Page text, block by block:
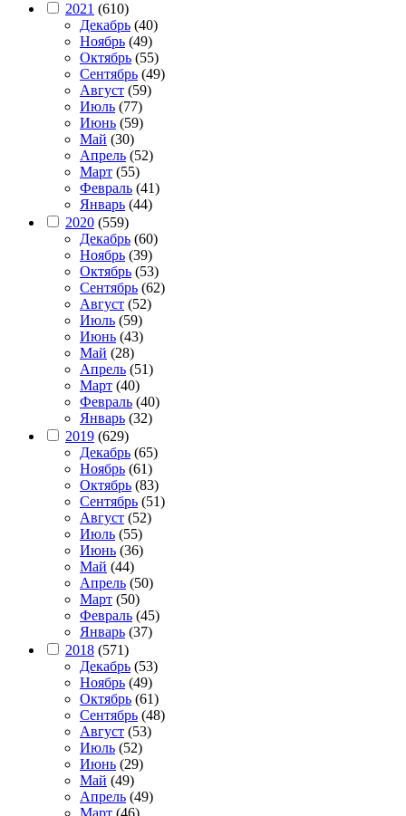
2021 (610)
Декабрь (40)
Ноябрь (49)
Октябрь (55)
Сентябрь (49)
Август (59)
Июль (77)
Июнь (59)
Май (30)
Апрель (52)
Март (55)
Февраль (41)
Январь (44)
2020 (559)
Декабрь (60)
Ноябрь (39)
Октябрь (53)
Сентябрь (62)
Август (52)
Июль (59)
Июнь (43)
Май (28)
Апрель (51)
Март (40)
Февраль (40)
Январь (32)
2019 (629)
Декабрь (65)
Ноябрь (61)
Октябрь (83)
Сентябрь (51)
Август (52)
Июль (55)
Июнь (36)
Май (44)
Апрель (50)
Март (50)
Февраль (45)
Январь (37)
2018 (571)
Декабрь (53)
Ноябрь (49)
Октябрь (61)
Сентябрь (48)
Август (53)
Июль (52)
Июнь (29)
Май (49)
Апрель (49)